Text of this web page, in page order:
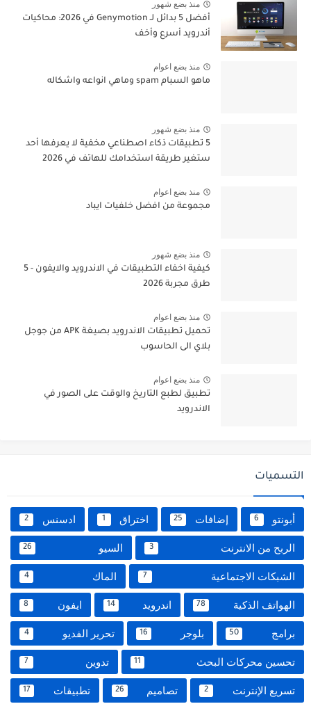
منذ بضع شهور
أفضل 5 بدائل لـ Genymotion في 2026: محاكيات
أندرويد أسرع وأخف
منذ بضع اعوام
ماهو السبام spam وماهي انواعه واشكاله
منذ بضع شهور
5 تطبيقات ذكاء اصطناعي مخفية لا يعرفها أحد
ستغير طريقة استخدامك للهاتف في 2026
منذ بضع اعوام
مجموعة من افضل خلفيات ايباد
منذ بضع شهور
كيفية اخفاء التطبيقات في الاندرويد والايفون - 5
طرق مجربة 2026
منذ بضع اعوام
تحميل تطبيقات الاندرويد بصيغة APK من جوجل
بلاي الى الحاسوب
منذ بضع اعوام
تطبيق لطبع التاريخ والوقت على الصور في
الاندرويد
التسميات
أبونتو 6 إضافات 25 اختراق 1 ادسنس 2
الربح من الانترنت 3 السيو 26
الشبكات الاجتماعية 7 الماك 4
الهواتف الذكية 78 اندرويد 14 ايفون 8
برامج 50 بلوجر 16 تحرير الفديو 4
تحسين محركات البحث 11 تدوين 7
تسريع الإنترنت 2 تصاميم 26 تطبيقات 17